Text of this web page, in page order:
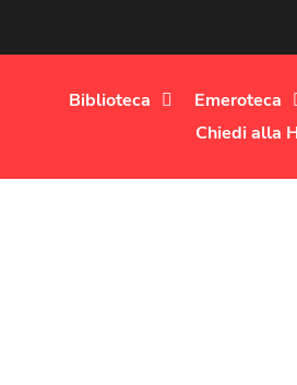
Biblioteca Emeroteca
Chiedi alla